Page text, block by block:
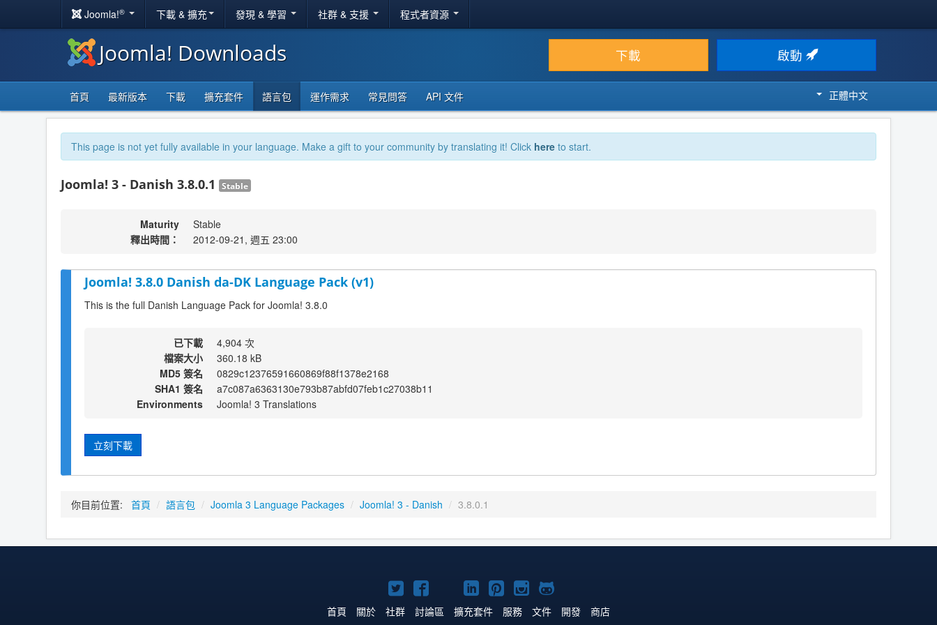
Joomla!® 下載 & 擴充 發現 & 學習 社群 & 支援 程式者資源
Joomla! Downloads 下載 啟動
首頁 最新版本 下載 擴充套件 語言包 運作需求 常見問答 API 文件 正體中文
This page is not yet fully available in your language. Make a gift to your community by translating it! Click here to start.
Joomla! 3 - Danish 3.8.0.1 Stable
Maturity
Stable
釋出時間：
2012-09-21, 週五 23:00
Joomla! 3.8.0 Danish da-DK Language Pack (v1)
This is the full Danish Language Pack for Joomla! 3.8.0
已下載
4,904 次
檔案大小
360.18 kB
MD5 簽名
0829c12376591660869f88f1378e2168
SHA1 簽名
a7c087a6363130e793b87abfd07feb1c27038b11
Environments
Joomla! 3 Translations
立刻下載
你目前位置: 首頁 / 語言包 / Joomla 3 Language Packages / Joomla! 3 - Danish / 3.8.0.1
Twitter
上
Facebook
上
YouTube
上
Linkedln
上
Pinterest
上
Instagram
上
GitHub
上
首頁 關於 社群 討論區 擴充套件 服務 文件 開發 商店